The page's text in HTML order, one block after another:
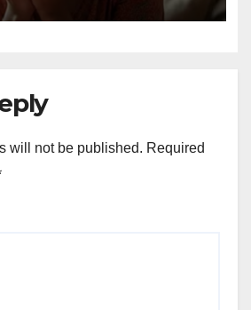
will not be published. Required